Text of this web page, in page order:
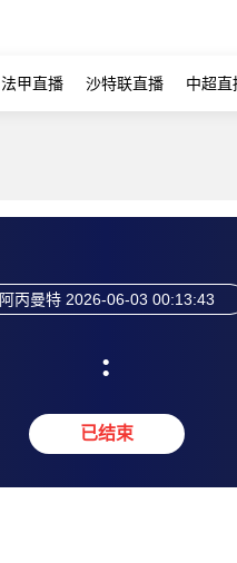
法甲直播 沙特联直播 中超直
阿丙曼特 2026-06-03 00:13:43
:
已结束